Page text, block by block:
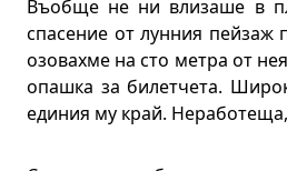
Въобще не ни влизаше в
спасение от лунния пейзаж
озовахме на сто метра от
опашка за билетчета.
единия му край.